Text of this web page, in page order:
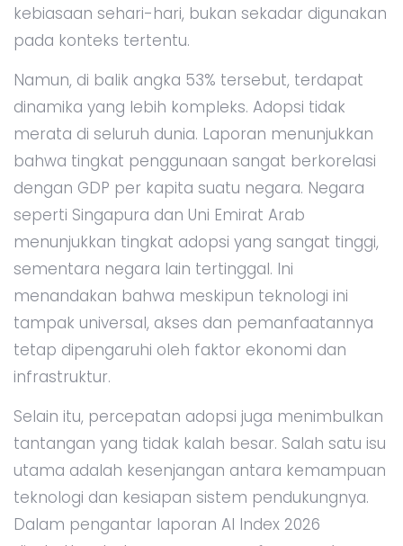
kebiasaan sehari-hari, bukan sekadar digunakan
pada konteks tertentu.
Namun, di balik angka 53% tersebut, terdapat
dinamika yang lebih kompleks. Adopsi tidak
merata di seluruh dunia. Laporan menunjukkan
bahwa tingkat penggunaan sangat berkorelasi
dengan GDP per kapita suatu negara. Negara
seperti Singapura dan Uni Emirat Arab
menunjukkan tingkat adopsi yang sangat tinggi,
sementara negara lain tertinggal. Ini
menandakan bahwa meskipun teknologi ini
tampak universal, akses dan pemanfaatannya
tetap dipengaruhi oleh faktor ekonomi dan
infrastruktur.
Selain itu, percepatan adopsi juga menimbulkan
tantangan yang tidak kalah besar. Salah satu isu
utama adalah kesenjangan antara kemampuan
teknologi dan kesiapan sistem pendukungnya.
Dalam pengantar laporan AI Index 2026